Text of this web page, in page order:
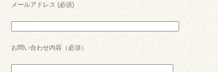
メールアドレス (必須)
お問い合わせ内容（必須）